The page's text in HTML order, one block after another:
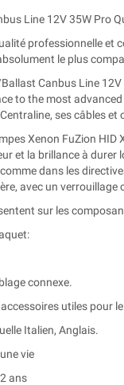
Line 12V 35W Pro
professionnelle et
le plus
Canbus Line
to the most
ses câbles
Xenon FuZion
et la brillance à
dans les
avec un
sur les
connexe.
utiles pour
Italien, Anglais.
vie
ans